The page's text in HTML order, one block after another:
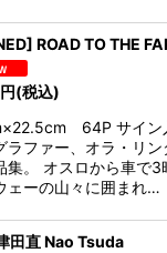
ROAD TO THE
円(税込)
64P サイン
ラファー、オラ・リン
集。 オスロから車で3
ェーの山々に囲まれ…
田直 Nao Tsuda